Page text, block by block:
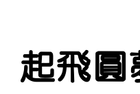
起飛圓